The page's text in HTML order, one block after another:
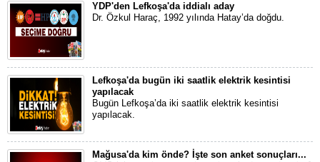
YDP'den Lefkoşa'da iddialı aday
Dr. Özkul Haraç, 1992 yılında Hatay’da doğdu.
Lefkoşa'da bugün iki saatlik elektrik kesintisi
yapılacak
Bugün Lefkoşa’da iki saatlik elektrik kesintisi
yapılacak.
Mağusa'da kim önde? İşte son anket sonuçları...